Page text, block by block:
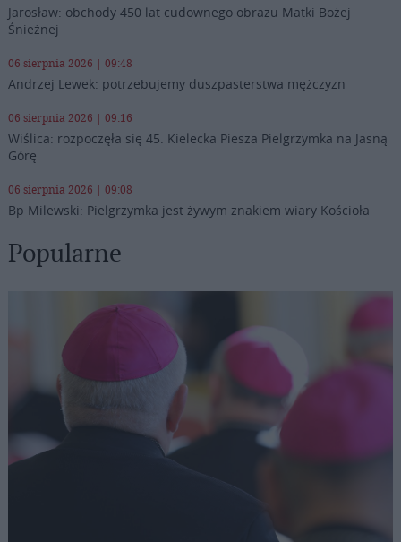
Jarosław: obchody 450 lat cudownego obrazu Matki Bożej
Śnieżnej
06 sierpnia 2026 | 09:48
Andrzej Lewek: potrzebujemy duszpasterstwa mężczyzn
06 sierpnia 2026 | 09:16
Wiślica: rozpoczęła się 45. Kielecka Piesza Pielgrzymka na Jasną
Górę
06 sierpnia 2026 | 09:08
Bp Milewski: Pielgrzymka jest żywym znakiem wiary Kościoła
Popularne